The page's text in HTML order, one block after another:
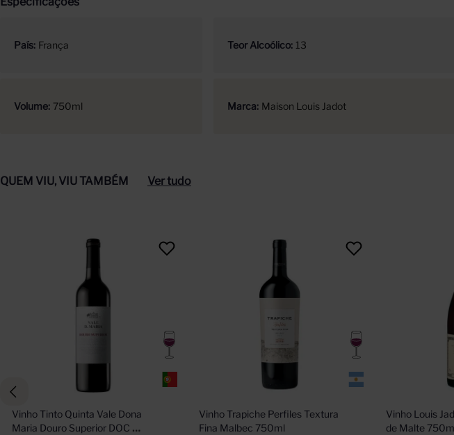
País França Teor Alcoólico 13
Volume 750ml Marca Maison Louis Jadot
QUEM VIU, VIU TAMBÉM Ver tudo
Vinho Tinto Quinta Vale Dona
Maria Douro Superior DOC
Vinho Trapiche Perfiles Textura
Fina Malbec 750ml
Vinho Louis
de Malte